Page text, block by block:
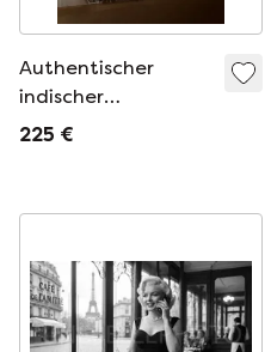
Authentischer
indischer
Wandbehang
225 €